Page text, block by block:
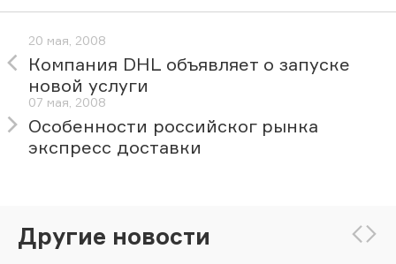
20 мая, 2008
Компания DHL объявляет о запуске
новой услуги
07 мая, 2008
Особенности российског рынка
экспресс доставки
Другие новости